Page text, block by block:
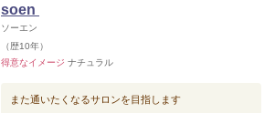
soen
ソーエン
（歴10年）
得意なイメージ ナチュラル
また通いたくなるサロンを目指します